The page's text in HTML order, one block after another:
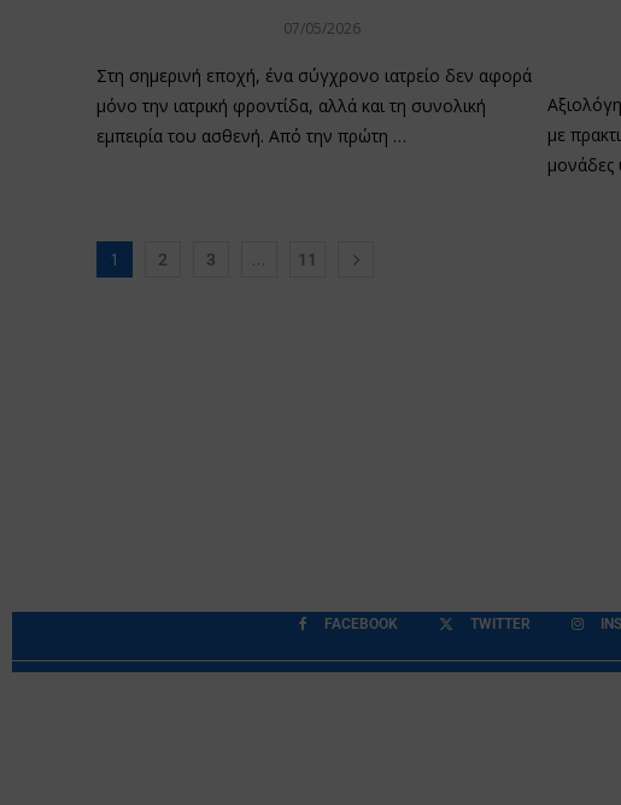
07/05/2026
Στη σημερινή εποχή, ένα σύγχρονο ιατρείο δεν αφορά
μόνο την ιατρική φροντίδα, αλλά και τη συνολική
εμπειρία του ασθενή. Από την πρώτη …
με
μονάδες
1 2 3 … 11
FACEBOOK TWITTER